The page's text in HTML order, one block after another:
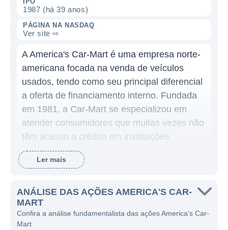
1987 (há 39 anos)
PÁGINA NA NASDAQ
Ver site ⇨
A America's Car-Mart é uma empresa norte-
americana focada na venda de veículos
usados, tendo como seu principal diferencial
a oferta de financiamento interno. Fundada
em 1981, a Car-Mart se especializou em
atender consumidores que muitas vezes não
têm acesso a crédito em instituições
financeiras tradicionais, promovendo uma
alternativa acessível para a aquisição de
cresceu e se estabeleceu como uma marca
confiável no setor, com um enfoque na
experiência do cliente e na construção de
Ler mais
ANÁLISE DAS AÇÕES AMERICA'S CAR-
MART
Confira a análise fundamentalista das ações America's Car-
Mart